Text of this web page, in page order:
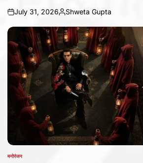
on
July 31, 2026
Posted
by
Shweta Gupta
POSTED
मनोरंजन